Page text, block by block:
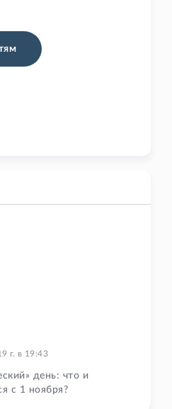
г. в 19:43
день: что и
с 1 ноября?